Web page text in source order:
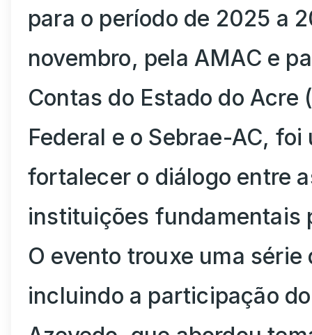
para o período de 2025 a
novembro, pela AMAC e
Contas do Estado do Acre
Federal e o Sebrae-AC,
fortalecer o diálogo entre
instituições fundamentais
O evento trouxe uma
incluindo a participação